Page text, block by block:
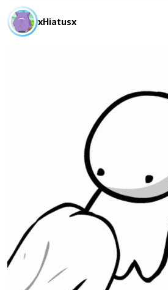
xHiatusx